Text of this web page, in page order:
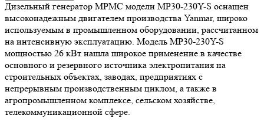
Дизельный генератор MPMC модели MP30-230Y-S оснащен
высоконадежным двигателем производства Yanmar, широко
используемым в промышленном оборудовании, рассчитанном
на интенсивную эксплуатацию. Модель MP30-230Y-S
мощностью 26 кВт нашла широкое применение в качестве
основного и резервного источника электропитания на
строительных объектах, заводах, предприятиях с
непрерывным производственным циклом, а также в
агропромышленном комплексе, сельском хозяйстве,
телекоммуникационной сфере.